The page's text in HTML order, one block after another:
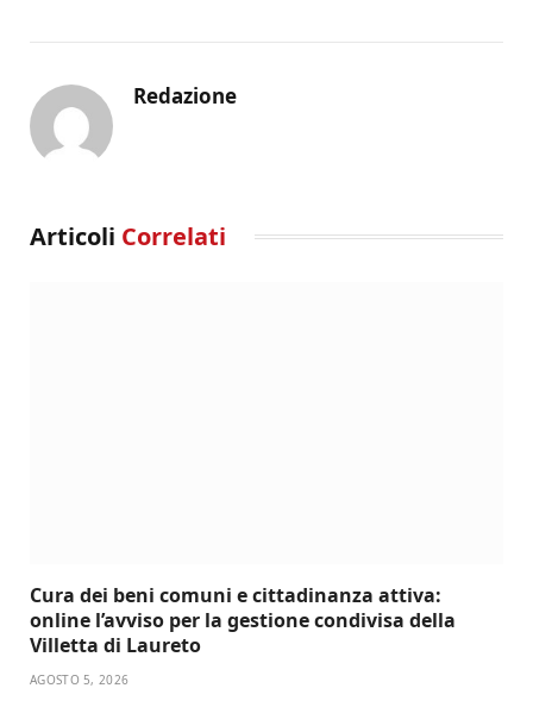
Redazione
Articoli Correlati
Cura dei beni comuni e cittadinanza attiva:
online l’avviso per la gestione condivisa della
Villetta di Laureto
AGOSTO 5, 2026